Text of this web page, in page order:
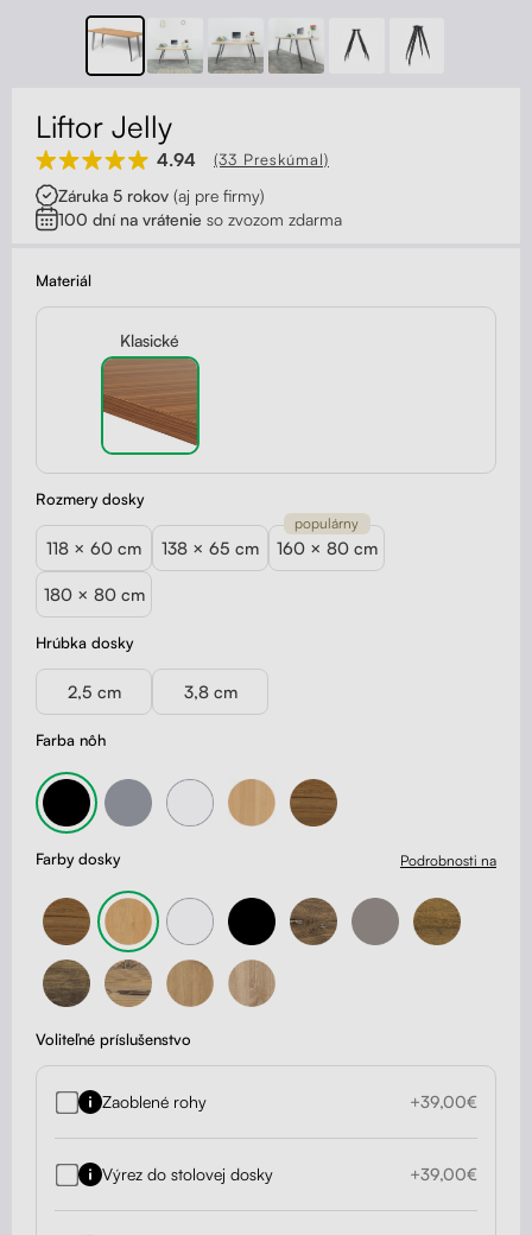
Kolieska
Stojany na monitor - Riser
Skrinky so zásuvkami a zásuvky
Akustické paravány
Opierky
Kontakt
Liftor Jelly
4.94 (33 Preskúmal)
Záruka 5 rokov (aj pre firmy)
100 dní na vrátenie so zvozom zdarma
Materiál
Klasické
Farba nôh
Hrúbka dosky
2,5 cm 3,8 cm
Rozmery dosky
118 × 60 cm 138 × 65 cm 160 × 80 cm
populárny
180 × 80 cm
Farby dosky Podrobnosti na
Voliteľné príslušenstvo
Zaoblené rohy +39,00€
Výrez do stolovej dosky +39,00€